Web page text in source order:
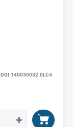
DGI.140030032.0LC4
+